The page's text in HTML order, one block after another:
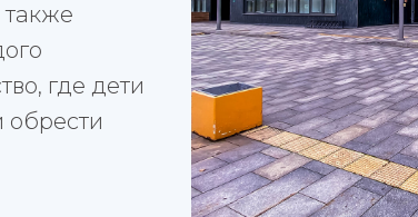
где дети
обрести